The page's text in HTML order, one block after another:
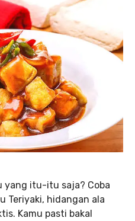
yang itu-itu saja? Coba
Teriyaki, hidangan ala
Kamu pasti bakal